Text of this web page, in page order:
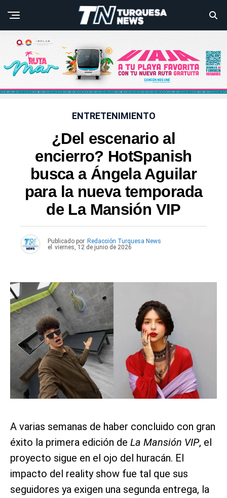
ENTRETENIMIENTO
¿Del escenario al
encierro? HotSpanish
busca a Ángela Aguilar
para la nueva temporada
de La Mansión VIP
Publicado por Redacción Turquesa News
el viernes, 12 de junio de 2026
A varias semanas de haber concluido con gran
éxito la primera edición de La Mansión VIP, el
proyecto sigue en el ojo del huracán. El
impacto del reality show fue tal que sus
seguidores ya exigen una segunda entrega, la